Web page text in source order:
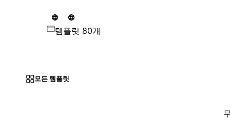
템플릿 80개
모든 템플릿